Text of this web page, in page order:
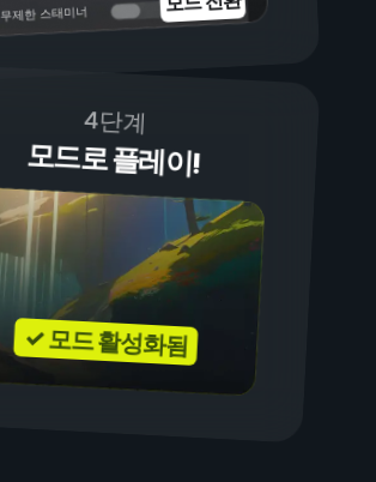
무제한 스태미너
4단계
모드로 플레이!
✓ 모드 활성화됨